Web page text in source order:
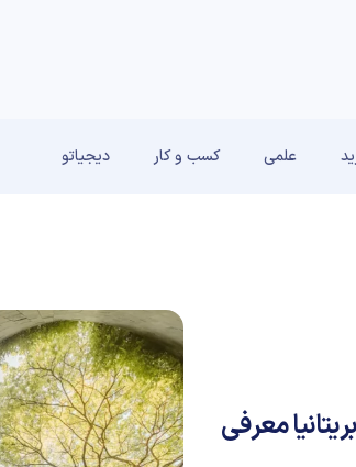
علمی کسب و کار دیجیاتو
برندگان مسابقه عکاسی سفر نشنال جئوگرافیک ۲۰۲۵ بریتانیا معرفی